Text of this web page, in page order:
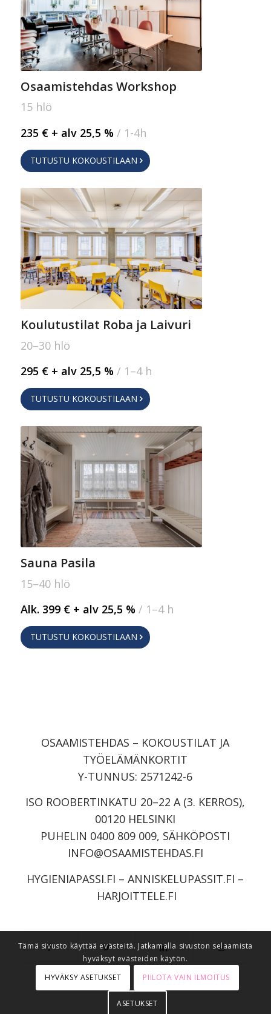
Osaamistehdas Workshop
15 hlö
235 € + alv 25,5 % / 1-4h
TUTUSTU KOKOUSTILAAN
Koulutustilat Roba ja Laivuri
20–30 hlö
295 € + alv 25,5 % / 1–4 h
TUTUSTU KOKOUSTILAAN
Sauna Pasila
15–40 hlö
Alk. 399 € + alv 25,5 % / 1–4 h
TUTUSTU KOKOUSTILAAN
OSAAMISTEHDAS – KOKOUSTILAT JA
TYÖELÄMÄNKORTIT
Y-TUNNUS: 2571242-6
ISO ROOBERTINKATU 20–22 A (3. KERROS),
00120 HELSINKI
PUHELIN 0400 809 009, SÄHKÖPOSTI
INFO@OSAAMISTEHDAS.FI
HYGIENIAPASSI.FI –ANNISKELUPASSIT.FI –
HARJOITTELE.FI
Tämä sivusto käyttää evästeitä. Jatkamalla sivuston selaamista
hyväksyt evästeiden käytön.
HYVÄKSY ASETUKSET
PIILOTA VAIN ILMOITUS
ASETUKSET